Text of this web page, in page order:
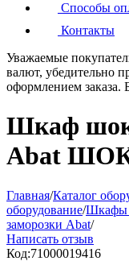
Способы
Контакты
Уважаемые
валют, убедительно
оформлением заказа.
Шкаф
Abat
Главная/Каталог
оборудование/Шкафы
заморозки Abat/
Написать отзыв
Код:71000019416